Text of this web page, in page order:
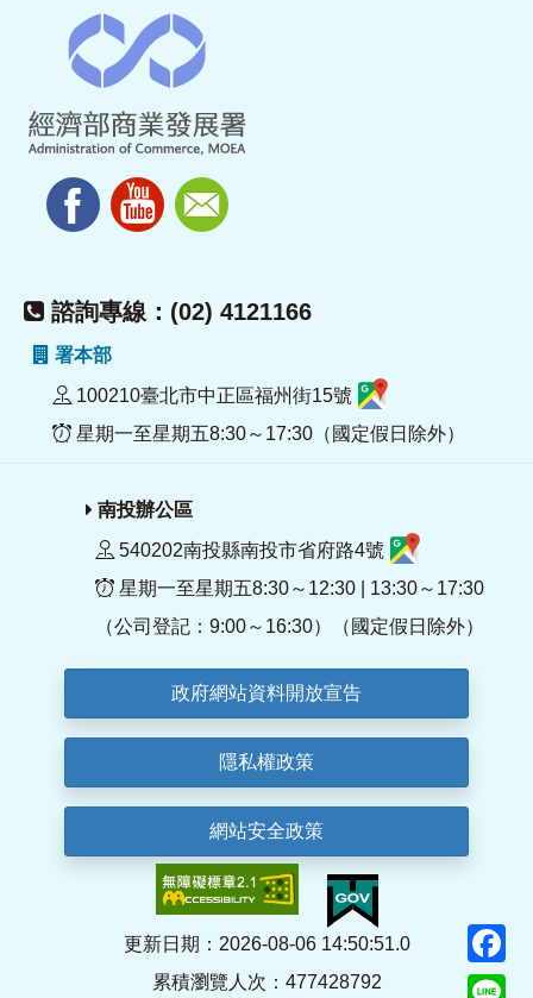
諮詢專線：(02) 4121166
署本部
100210臺北市中正區福州街15號
星期一至星期五8:30～17:30（國定假日除外）
南投辦公區
540202南投縣南投市省府路4號
星期一至星期五8:30～12:30 | 13:30～17:30
（公司登記：9:00～16:30）（國定假日除外）
政府網站資料開放宣告
隱私權政策
網站安全政策
更新日期：2026-08-06 14:50:51.0
累積瀏覽人次：477428792